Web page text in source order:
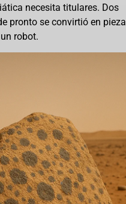
necesita titulares. Dos
pronto se convirtió en pieza
robot.